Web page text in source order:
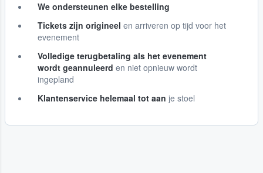
We ondersteunen elke bestelling
Tickets zijn origineel en arriveren op tijd voor het
evenement
Volledige terugbetaling als het evenement
wordt geannuleerd en niet opnieuw wordt
ingepland
Klantenservice helemaal tot aan je stoel